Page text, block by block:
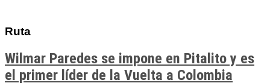
Ruta
Wilmar Paredes se impone en Pitalito y es
el primer líder de la Vuelta a Colombia